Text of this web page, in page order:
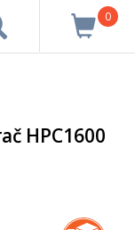
0
HPC1600